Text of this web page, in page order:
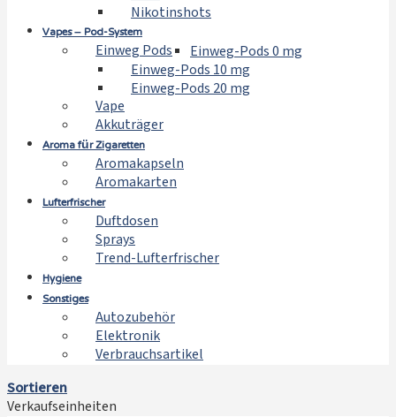
Nikotinshots
Vapes – Pod-System
Einweg Pods
Einweg-Pods 0 mg
Einweg-Pods 10 mg
Einweg-Pods 20 mg
Vape
Akkuträger
Aroma für Zigaretten
Aromakapseln
Aromakarten
Lufterfrischer
Duftdosen
Sprays
Trend-Lufterfrischer
Hygiene
Sonstiges
Autozubehör
Elektronik
Verbrauchsartikel
Sortieren
Verkaufseinheiten